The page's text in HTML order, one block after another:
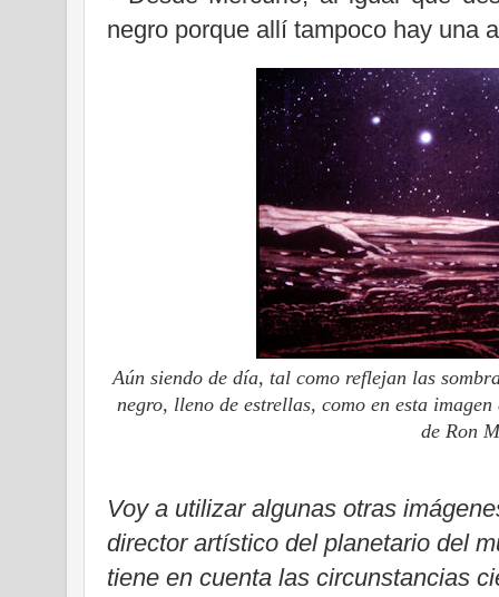
negro porque allí tampoco hay una
Aún siendo de día, tal como reflejan las
negro, lleno de estrellas, como en esta
de Ron
Voy a utilizar algunas otras
director artístico del planetario del
tiene en cuenta las circunstancias